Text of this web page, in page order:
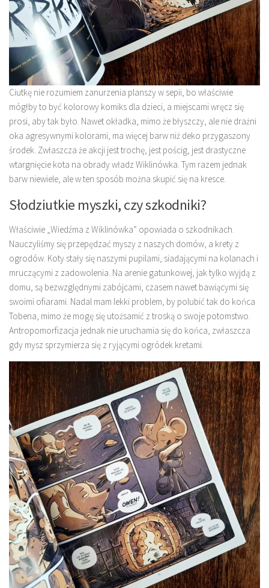
Ciutkę nie rozumiem zanurzenia planszy w sepii, bo właściwie
mógłby to być kolorowy komiks dla dzieci, a miejscami wręcz się
prosi, aby tak było. Nawet okładka, mimo że błyszczy, ale nie drażni
oka agresywnymi kolorami, ma więcej barw niż deko przygaszony
środek. Zwłaszcza że akcji jest trochę, jest pościg, jest drastyczne
wtargnięcie kota na obrady władz Wiklinówka. Tym razem jednak
barw niewiele, ale w ten sposób można skupić się na kresce.
Słodziutkie myszki, czy szkodniki?
Właściwie „Wiedźma z Wiklinówka” opowiada o szkodnikach.
Nauczyliśmy się przepędzać myszy z naszych domów, a krety z
ogrodów. Koty stały się naszymi pupilami, siadającymi na kolanach i
mruczącymi z zadowolenia. Na arenie gatunkowej, jak tylko wyjdą z
domu, są bezwzględnymi zabójcami, czasem nawet bawiącymi się
swoimi ofiarami. Nadal mam lekki problem, by polubić tak do końca
Tobena, mimo że mogę się utożsamić z troską o swoje potomstwo.
Antropomorfizacja jednak nie uruchamia się do końca, zwłaszcza
gdy mysz sprzymierza się z ryjącymi ogródek kretami.